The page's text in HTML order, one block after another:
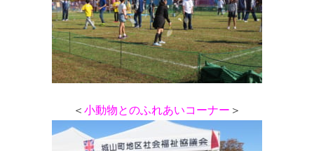
＜ 小動物とのふれあいコーナー ＞